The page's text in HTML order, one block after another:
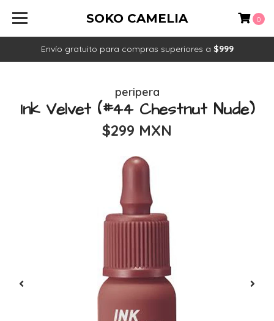
Envío gratuito para compras superiores a $999
SOKO CAMELIA 0
peripera
Ink Velvet (#44 Chestnut Nude)
$299 MXN